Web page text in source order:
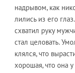
надрывом, как
лились из его
схватил руку
стал целовать.
клялся, что
хорошая, что она